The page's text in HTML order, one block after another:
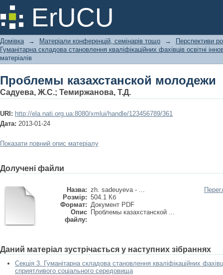
ErUCU
Проблемы казахстанской молодежи
Домівка → Матеріали конференцій, семінарів тощо →
Перспективи
Гуманітарна складова становлення кваліфікаційних фахівців освітні
матеріалів
Проблемы казахстанской молодежи
Садуева, Ж.С.; Темиржанова, Т.Д.
URI: http://ela.nati.org.ua:8080/xmlui/handle/123456789/361
Дата: 2013-01-24
Показати повний опис матеріалу
Долучені файли
Назва: zh. sadeuyeva - ...
Розмір: 504.1 Кб
Формат: Документ PDF
Опис
файлу:
Проблемы казахстанской ...
Даний матеріал зустрічається у наступних зібраннях
Секція 3. Гуманітарна складова становлення кваліфікаційних
сприятливого соціального середовища